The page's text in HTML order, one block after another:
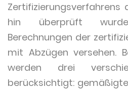
Zertifizierungsverfahrens
hin überprüft
Berechnungen der
mit Abzügen versehen.
werden drei
berücksichtigt: